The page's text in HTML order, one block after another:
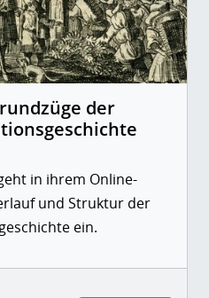
der
in ihrem Online-
und Struktur der
ein.